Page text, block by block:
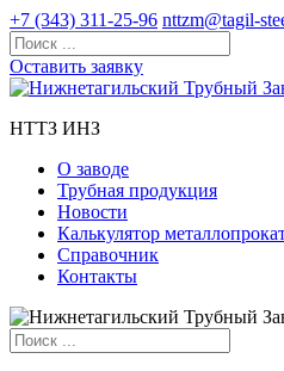
+7 (343) 311-25-96 nttzm@tagil-
Оставить заявку
НТТЗ ИНЗ
О заводе
Трубная продукция
Новости
Калькулятор
Справочник
Контакты